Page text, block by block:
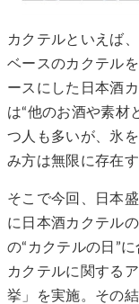
カクテルといえば
ベースのカクテル
ースにした日本酒
は“他のお酒や素材
つ人も多いが、氷
み方は無限に存在す
そこで今回、日本
に日本酒カクテル
の“カクテルの日”
カクテルに関する
挙」を実施。その